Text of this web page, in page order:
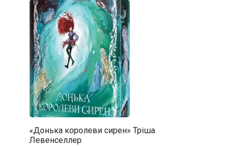
«Донька королеви сирен» Тріша
Левенселлер